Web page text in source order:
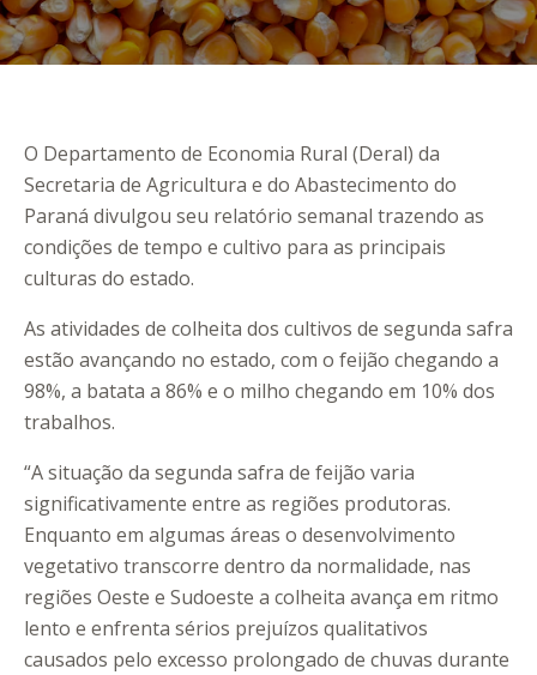
O Departamento de Economia Rural (Deral) da
Secretaria de Agricultura e do Abastecimento do
Paraná divulgou seu relatório semanal trazendo as
condições de tempo e cultivo para as principais
culturas do estado.
As atividades de colheita dos cultivos de segunda safra
estão avançando no estado, com o feijão chegando a
98%, a batata a 86% e o milho chegando em 10% dos
trabalhos.
“A situação da segunda safra de feijão varia
significativamente entre as regiões produtoras.
Enquanto em algumas áreas o desenvolvimento
vegetativo transcorre dentro da normalidade, nas
regiões Oeste e Sudoeste a colheita avança em ritmo
lento e enfrenta sérios prejuízos qualitativos
causados pelo excesso prolongado de chuvas durante